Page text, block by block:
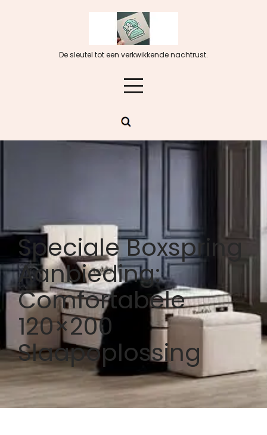
De sleutel tot een verkwikkende nachtrust.
Speciale Boxspring
Aanbieding:
Comfortabele
120×200
Slaapoplossing